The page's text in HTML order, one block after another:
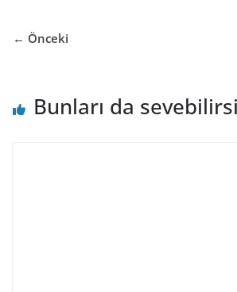
← Önceki
Bunları da